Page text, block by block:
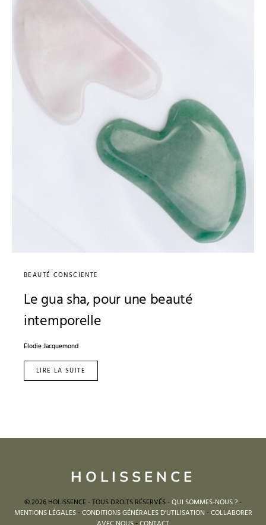
BEAUTÉ CONSCIENTE
Le gua sha, pour une beauté
intemporelle
Elodie Jacquemond
LIRE LA SUITE
HOLISSENCE
© 2026 HOLISSENCE - TOUS DROITS RÉSERVÉS -QUI SOMMES-NOUS ?-
MENTIONS LÉGALES-CONDITIONS GÉNÉRALES D'UTILISATION-COLLABORER